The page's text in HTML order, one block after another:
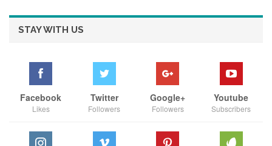
โดยย้ำว่า นายจ้างเป็นผู้ที่มีภาระค่าใช้จ่ายในการดำเนินธุรกิจ จึง
ควรมีตัวแทนที่เข้าใจปัญหาและพร้อมผลักดันนโยบายที่ตอบโจทย์
การเปิดรับสมัครวันแรกจึงไม่เพียงเป็นการเริ่มต้นกระบวนการเลือก
ตั้งเท่านั้น แต่ยังสะท้อนถึงการแข่งขันที่เข้มข้นของผู้สมัครแต่ละทีม
ซึ่งต่างประกาศความพร้อมในการอาสาเข้ามาขับเคลื่อนระบบ
ทั่วประเทศที่กำลังจับตาการเลือกตั้งครั้งนี้อย่างใกล้ชิด
STAY WITH US
Facebook
Likes
Twitter
Followers
Google+
Followers
Youtube
Subscribers